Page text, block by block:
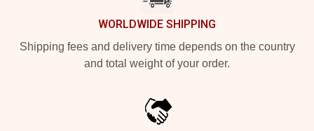
WORLDWIDE SHIPPING
Shipping fees and delivery time depends on the country
and total weight of your order.